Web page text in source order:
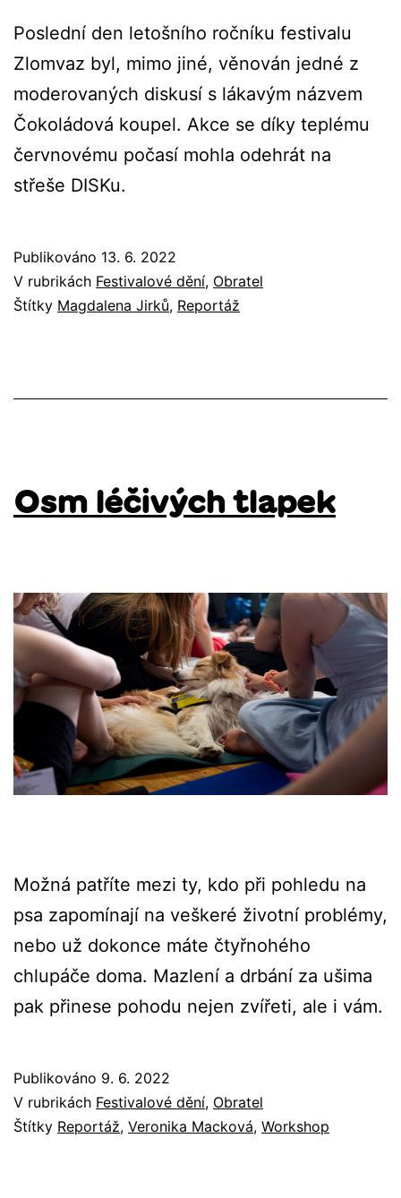
Poslední den letošního ročníku festivalu
Zlomvaz byl, mimo jiné, věnován jedné z
moderovaných diskusí s lákavým názvem
Čokoládová koupel. Akce se díky teplému
červnovému počasí mohla odehrát na
střeše DISKu.
Publikováno 13. 6. 2022
V rubrikách Festivalové dění, Obratel
Štítky Magdalena Jirků, Reportáž
Osm léčivých tlapek
Možná patříte mezi ty, kdo při pohledu na
psa zapomínají na veškeré životní problémy,
nebo už dokonce máte čtyřnohého
chlupáče doma. Mazlení a drbání za ušima
pak přinese pohodu nejen zvířeti, ale i vám.
Publikováno 9. 6. 2022
V rubrikách Festivalové dění, Obratel
Štítky Reportáž, Veronika Macková, Workshop